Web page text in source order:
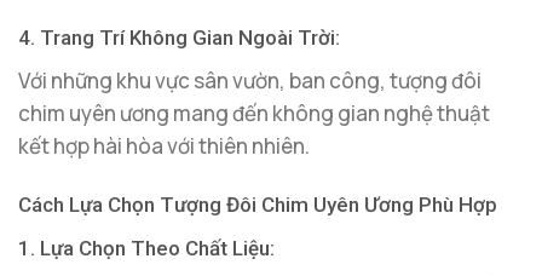
4. Trang Trí Không Gian Ngoài Trời:
Với những khu vực sân vườn, ban công, tượng đôi
chim uyên ương mang đến không gian nghệ thuật
kết hợp hài hòa với thiên nhiên.
Cách Lựa Chọn Tượng Đôi Chim Uyên Ương Phù Hợp
1. Lựa Chọn Theo Chất Liệu: